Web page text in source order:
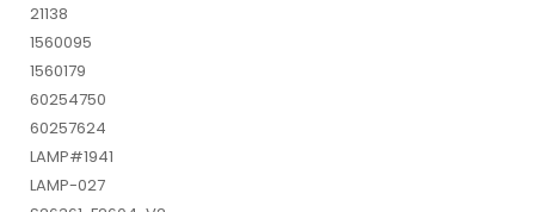
21138
1560095
1560179
60254750
60257624
LAMP#1941
LAMP-027